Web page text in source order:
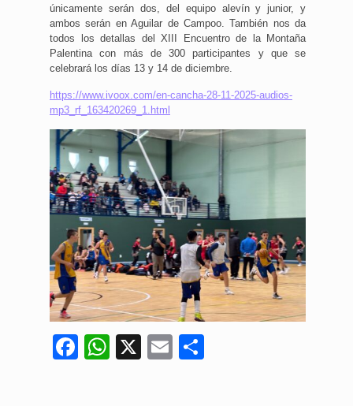
únicamente serán dos, del equipo alevín y junior, y
ambos serán en Aguilar de Campoo. También nos da
todos los detallas del XIII Encuentro de la Montaña
Palentina con más de 300 participantes y que se
celebrará los días 13 y 14 de diciembre.
https://www.ivoox.com/en-cancha-28-11-2025-audios-
mp3_rf_163420269_1.html
Facebook
WhatsApp
X Email